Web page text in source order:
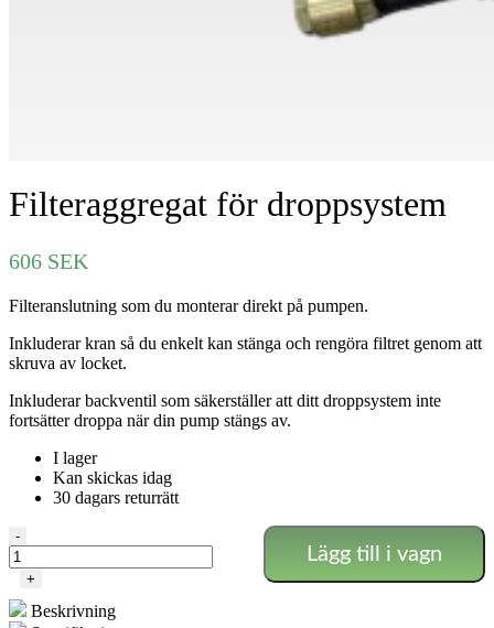
Filteraggregat för droppsystem
606 SEK
Filteranslutning som du monterar direkt på pumpen.
Inkluderar kran så du enkelt kan stänga och rengöra filtret genom att
skruva av locket.
Inkluderar backventil som säkerställer att ditt droppsystem inte
fortsätter droppa när din pump stängs av.
I lager
Kan skickas idag
30 dagars returrätt
Filteraggregat
för
droppsystem
-
+
Lägg till i vagn
Beskrivning